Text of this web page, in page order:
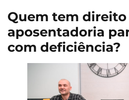
Quem tem direito
aposentadoria
com deficiência?